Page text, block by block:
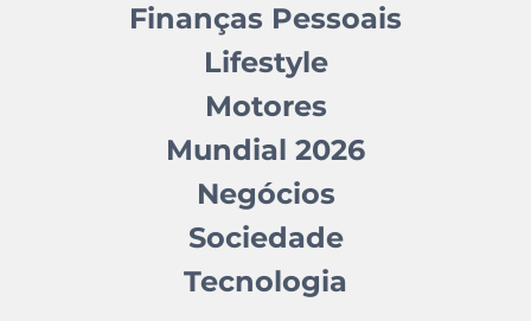
Finanças Pessoais
Lifestyle
Motores
Mundial 2026
Negócios
Sociedade
Tecnologia